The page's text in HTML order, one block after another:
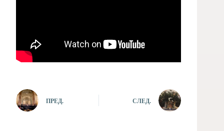
ПРЕД. СЛЕД.